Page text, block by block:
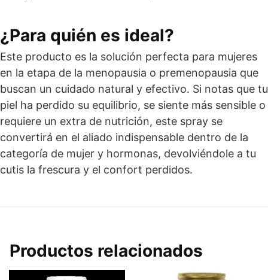
¿Para quién es ideal?
Este producto es la solución perfecta para mujeres
en la etapa de la menopausia o premenopausia que
buscan un cuidado natural y efectivo. Si notas que tu
piel ha perdido su equilibrio, se siente más sensible o
requiere un extra de nutrición, este spray se
convertirá en el aliado indispensable dentro de la
categoría de mujer y hormonas, devolviéndole a tu
cutis la frescura y el confort perdidos.
Productos relacionados